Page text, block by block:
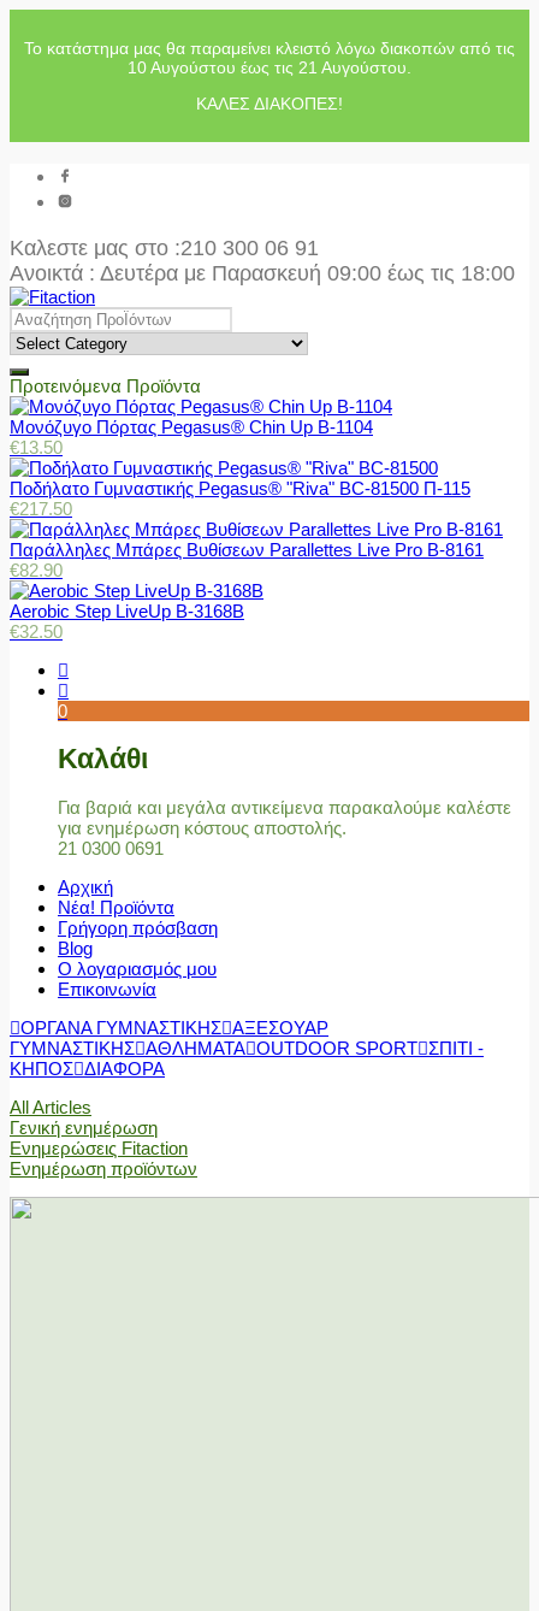
Το κατάστημα μας θα παραμείνει κλειστό λόγω διακοπών από τις
10 Αυγούστου έως τις 21 Αυγούστου.
ΚΑΛΕΣ ΔΙΑΚΟΠΕΣ!
Καλεστε μας στο :210 300 06 91
Ανοικτά : Δευτέρα με Παρασκευή 09:00 έως τις 18:00
Προτεινόμενα Προϊόντα
Μονόζυγο Πόρτας Pegasus® Chin Up Β-1104
€13.50
Ποδήλατο Γυμναστικής Pegasus® "Riva" BC-81500 Π-115
€217.50
Παράλληλες Μπάρες Βυθίσεων Parallettes Live Pro Β-8161
€82.90
Aerobic Step LiveUp B-3168B
€32.50
0
Καλάθι
Για βαριά και μεγάλα αντικείμενα παρακαλούμε καλέστε
για ενημέρωση κόστους αποστολής.
21 0300 0691
Αρχική
Νέα! Προϊόντα
Γρήγορη πρόσβαση
Blog
Ο λογαριασμός μου
Επικοινωνία
ΟΡΓΑΝΑ ΓΥΜΝΑΣΤΙΚΗΣ ΑΞΕΣΟΥΑΡ
ΓΥΜΝΑΣΤΙΚΗΣ ΑΘΛΗΜΑΤΑ OUTDOOR SPORT ΣΠΙΤΙ -
ΚΗΠΟΣ ΔΙΑΦΟΡΑ
All Articles
Γενική ενημέρωση
Ενημερώσεις Fitaction
Ενημέρωση προϊόντων